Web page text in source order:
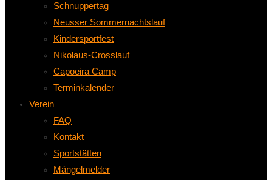
Schnuppertag
Neusser Sommernachtslauf
Kindersportfest
Nikolaus-Crosslauf
Capoeira Camp
Terminkalender
Verein
FAQ
Kontakt
Sportstätten
Mängelmelder